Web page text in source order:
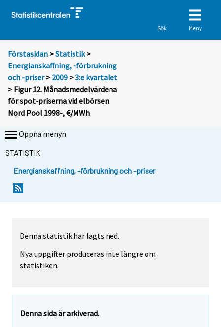
Sök Meny
Förstasidan >Statistik >
Energianskaffning, -förbrukning
och -priser> 2009 >3:e kvartalet
> Figur 12. Månadsmedelvärdena
för spot-priserna vid elbörsen
Nord Pool 1998-, €/MWh
Öppna menyn
STATISTIK
Energianskaffning, -förbrukning och -priser
Denna statistik har lagts ned.
Nya uppgifter produceras inte längre om
statistiken.
Denna sida är arkiverad.